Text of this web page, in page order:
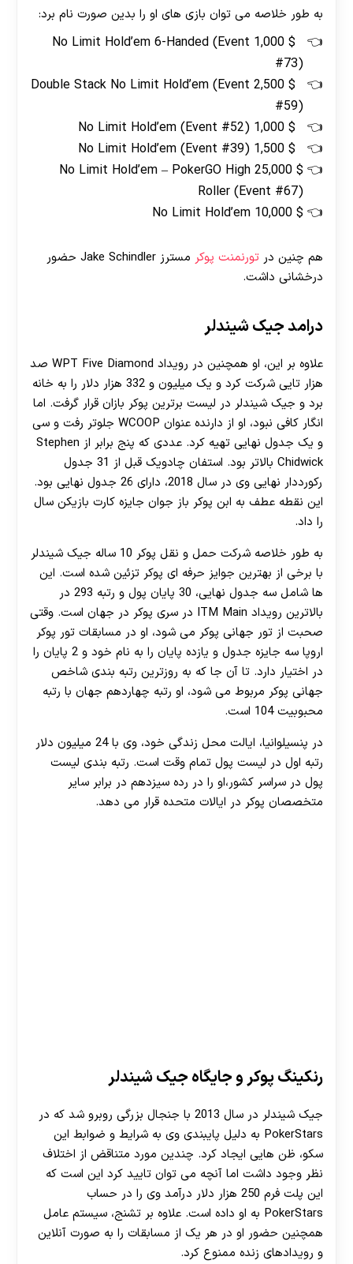
به طور خلاصه می توان بازی های او را بدین صورت نام برد:
$ 1,000 No Limit Hold’em 6-Handed (Event
#73)
$ 2,500 Double Stack No Limit Hold’em (Event
#59)
$ 1,000 No Limit Hold’em (Event #52)
$ 1,500 No Limit Hold’em (Event #39)
$ 25,000 No Limit Hold’em – PokerGO High
Roller (Event #67)
$ 10,000 No Limit Hold’em
هم چنین در تورنمنت پوکر
مسترز Jake Schindler حضور
درخشانی داشت.
درامد جیک شیندلر
علاوه بر این، او همچنین در رویداد WPT Five Diamond صد
هزار تایی شرکت کرد و یک میلیون و 332 هزار دلار را به خانه
برد و جیک شیندلر در لیست برترین پوکر بازان قرار گرفت. اما
انگار کافی نبود، او از دارنده عنوان WCOOP جلوتر رفت و سی
و یک جدول نهایی تهیه کرد. عددی که پنج برابر از Stephen
Chidwick بالاتر بود. استفان چادویک قبل از 31 جدول
رکورددار نهایی وی در سال 2018، دارای 26 جدول نهایی بود.
این نقطه عطف به ابن پوکر باز جوان جایزه کارت بازیکن سال
را داد.
به طور خلاصه شرکت حمل و نقل پوکر 10 ساله جیک شیندلر
با برخی از بهترین جوایز حرفه ای پوکر تزئین شده است. این
ها شامل سه جدول نهایی، 30 پایان پول و رتبه 293 در
بالاترین رویداد ITM Main در سری پوکر در جهان است. وقتی
صحبت از تور جهانی پوکر می شود، او در مسابقات تور پوکر
اروپا سه جایزه جدول و یازده پایان را به نام خود و 2 پایان را
در اختیار دارد. تا آن جا که به روزترین رتبه بندی شاخص
جهانی پوکر مربوط می شود، او رتبه چهاردهم جهان با رتبه
محبوبیت 104 است.
در پنسیلوانیا، ایالت محل زندگی خود، وی با 24 میلیون دلار
رتبه اول در لیست پول تمام وقت است. رتبه بندی لیست
پول در سراسر کشور،او را در رده سیزدهم در برابر سایر
متخصصان پوکر در ایالات متحده قرار می دهد.
رنکینگ پوکر و جایگاه جیک شیندلر
جیک شیندلر در سال 2013 با جنجال بزرگی روبرو شد که در
PokerStars به ​​دلیل پایبندی وی به شرایط و ضوابط این
سکو، ظن هایی ایجاد کرد. چندین مورد متناقض از اختلاف
نظر وجود داشت اما آنچه می توان تایید کرد این است که
این پلت فرم 250 هزار دلار درآمد وی را در حساب
PokerStars به او داده است. علاوه بر تشنج، سیستم عامل
همچنین حضور او در هر یک از مسابقات را به صورت آنلاین
و رویدادهای زنده ممنوع کرد.